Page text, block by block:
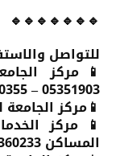
🔹🔹🔹🔹🔹🔹🔹
للتواصل
📱مركز
05351903 – 777170355
📱مركز
📱 مركز
المساكن 05360233